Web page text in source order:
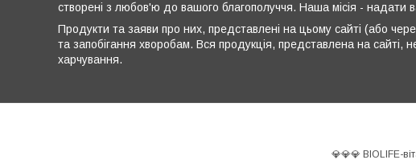
створені з любов'ю до вашого благополуччя. Наша місія - надати
Продукти та заяви про них, представлені на цьому сайті (або
та запобігання хворобам. Вся продукція, представлена на сайті,
харчування.